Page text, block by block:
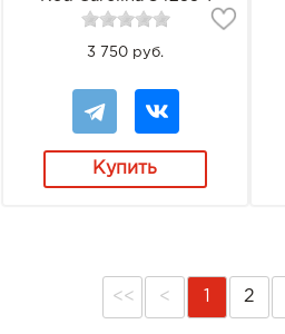
3 750 руб.
Купить
<< < 2